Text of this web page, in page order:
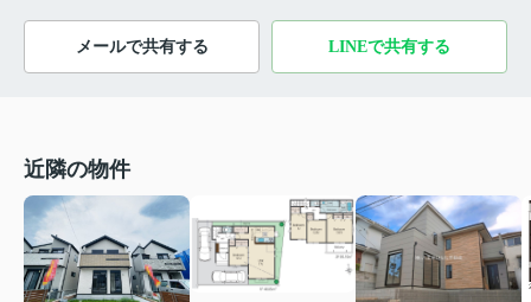
メールで共有する LINEで共有する
近隣の物件